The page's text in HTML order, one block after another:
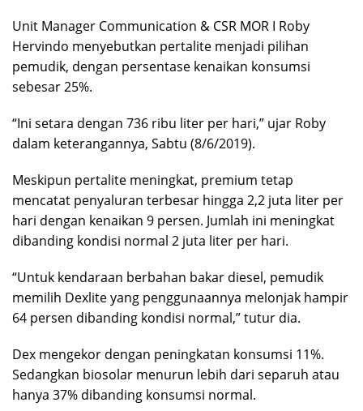
Unit Manager Communication & CSR MOR I Roby
Hervindo menyebutkan pertalite menjadi pilihan
pemudik, dengan persentase kenaikan konsumsi
sebesar 25%.
“Ini setara dengan 736 ribu liter per hari,” ujar Roby
dalam keterangannya, Sabtu (8/6/2019).
Meskipun pertalite meningkat, premium tetap
mencatat penyaluran terbesar hingga 2,2 juta liter per
hari dengan kenaikan 9 persen. Jumlah ini meningkat
dibanding kondisi normal 2 juta liter per hari.
“Untuk kendaraan berbahan bakar diesel, pemudik
memilih Dexlite yang penggunaannya melonjak hampir
64 persen dibanding kondisi normal,” tutur dia.
Dex mengekor dengan peningkatan konsumsi 11%.
Sedangkan biosolar menurun lebih dari separuh atau
hanya 37% dibanding konsumsi normal.